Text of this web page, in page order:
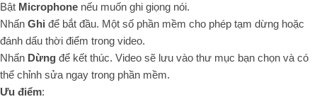
Bật Microphone nếu muốn ghi giọng nói.
Nhấn Ghi để bắt đầu. Một số phần mềm cho phép tạm dừng hoặc
đánh dấu thời điểm trong video.
Nhấn Dừng để kết thúc. Video sẽ lưu vào thư mục bạn chọn và có
thể chỉnh sửa ngay trong phần mềm.
Ưu điểm: